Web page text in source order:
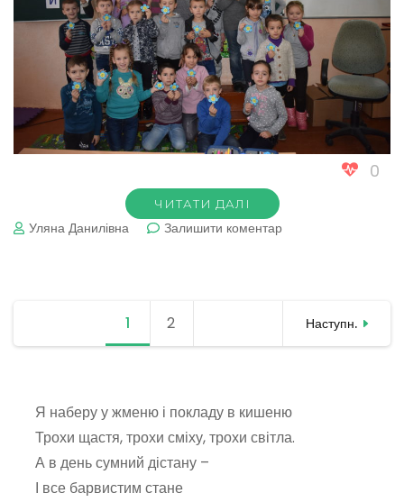
0
ЧИТАТИ ДАЛІ
Уляна Данилівна Залишити коментардо
Сторінка
1 Сторінка
2 Наступн.
Я наберу у жменю і покладу в кишеню
Трохи щастя, трохи сміху, трохи світла.
А в день сумний дістану –
І все барвистим стане